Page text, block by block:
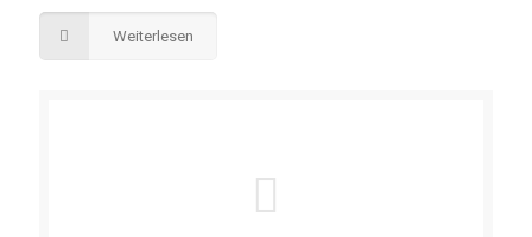
Weiterlesen